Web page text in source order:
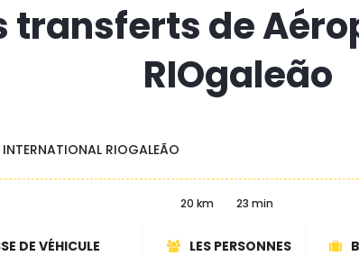
transferts de
RIOgaleão
RIOGALEÃO
20 km 23 min
DE VÉHICULE LES PERSONNES